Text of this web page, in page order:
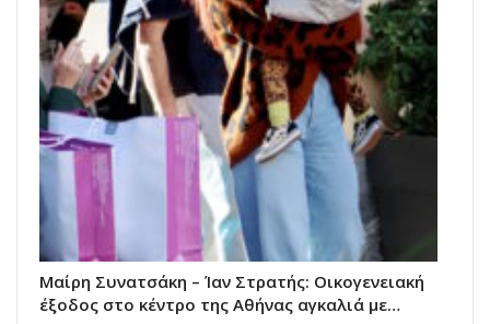
Μαίρη Συνατσάκη – Ίαν Στρατής: Οικογενειακή
έξοδος στο κέντρο της Αθήνας αγκαλιά με…